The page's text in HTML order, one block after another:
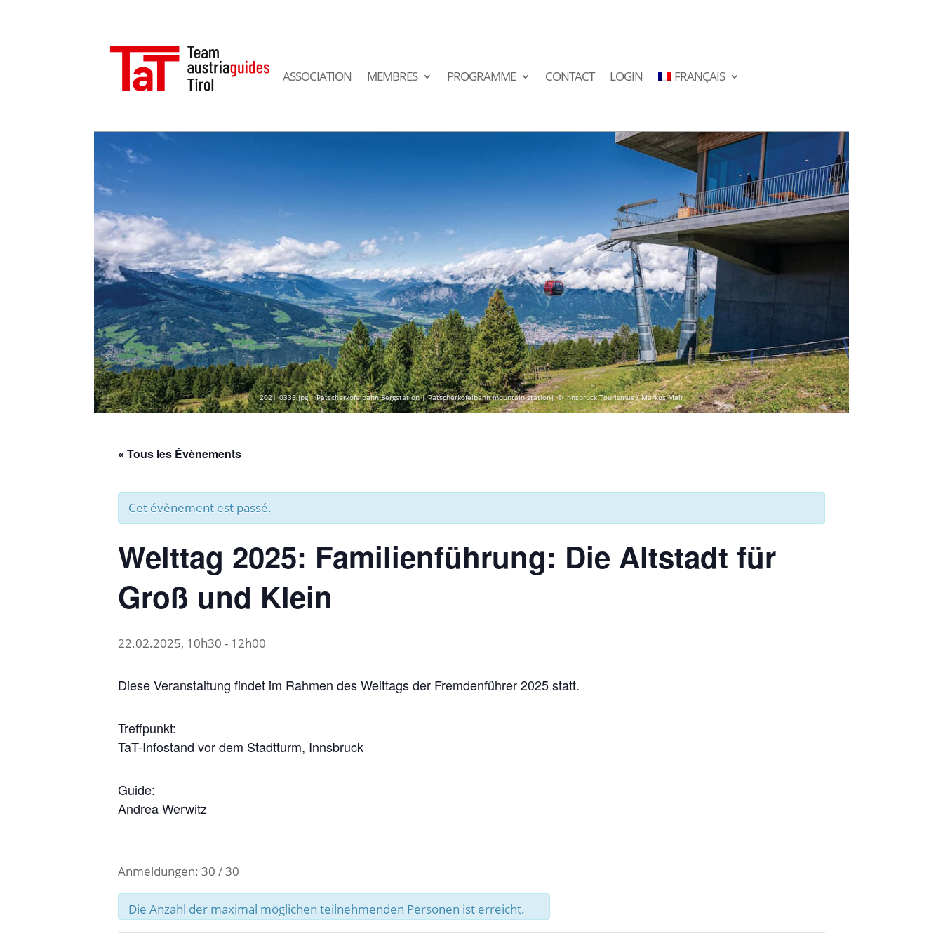
ASSOCIATION MEMBRES PROGRAMME CONTACT LOGIN FRANÇAIS
2021_0335.jpg | Patscherkofelbahn Bergstation | Patscherkofelbahn mountain station| © Innsbruck Tourismus / Markus Mair
« Tous les Évènements
Cet évènement est passé.
Welttag 2025: Familienführung: Die Altstadt für
Groß und Klein
22.02.2025, 10h30 - 12h00
Diese Veranstaltung findet im Rahmen des Welttags der Fremdenführer 2025 statt.
Treffpunkt:
TaT-Infostand vor dem Stadtturm, Innsbruck
Guide:
Andrea Werwitz
Anmeldungen: 30 / 30
Die Anzahl der maximal möglichen teilnehmenden Personen ist erreicht.